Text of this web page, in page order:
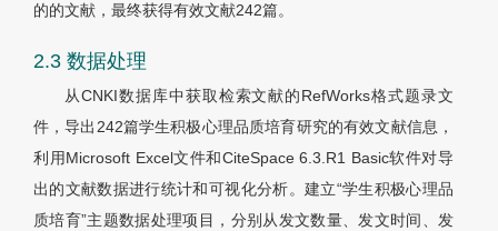
的的文献，最终获得有效文献242篇。
2.3 数据处理
从CNKI数据库中获取检索文献的RefWorks格式题录文
件，导出242篇学生积极心理品质培育研究的有效文献信息，
利用Microsoft Excel文件和CiteSpace 6.3.R1 Basic软件对导
出的文献数据进行统计和可视化分析。建立“学生积极心理品
质培育”主题数据处理项目，分别从发文数量、发文时间、发